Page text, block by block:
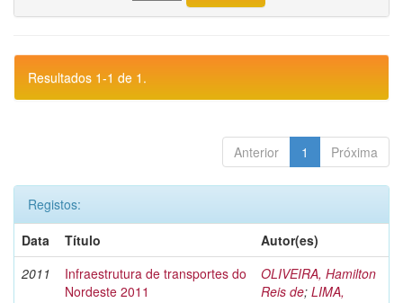
Resultados 1-1 de 1.
Anterior 1 Próxima
Registos:
Data
Título
Autor(es)
2011
Infraestrutura de transportes do
Nordeste 2011
OLIVEIRA, Hamilton
Reis de; LIMA,